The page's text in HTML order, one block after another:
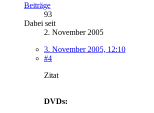
Beiträge
93
Dabei seit
2. November 2005
3. November 2005, 12:10
#4
Zitat
DVDs: